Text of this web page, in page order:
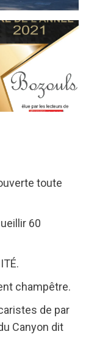
toute
60
champêtre.
de par
Canyon dit